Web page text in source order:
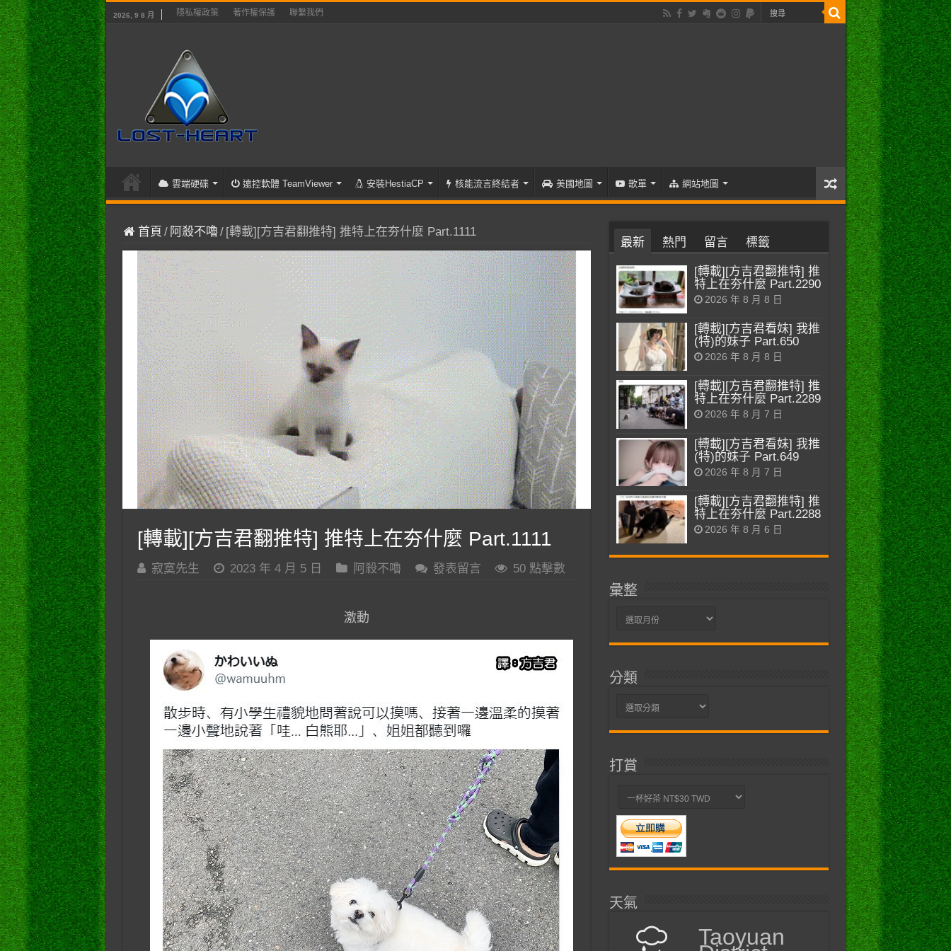
2026, 9 8 月 隱私權政策 著作權保護 聯繫我們
雲端硬碟 遠控軟體 TeamViewer 安裝HestiaCP 核能流言終結者 美國地圖 歌單 網站地圖
首頁 / 阿殺不嚕/ [轉載][方吉君翻推特] 推特上在夯什麼 Part.1111
[轉載][方吉君翻推特] 推特上在夯什麼 Part.1111
寂寞先生 2023 年 4 月 5 日 阿殺不嚕 發表留言 50 點擊數
激動
最新 熱門 留言 標籤
[轉載][方吉君翻推特] 推
特上在夯什麼 Part.2290
2026 年 8 月 8 日
[轉載][方吉君看妹] 我推
(特)的妹子 Part.650
2026 年 8 月 8 日
[轉載][方吉君翻推特] 推
特上在夯什麼 Part.2289
2026 年 8 月 7 日
[轉載][方吉君看妹] 我推
(特)的妹子 Part.649
2026 年 8 月 7 日
[轉載][方吉君翻推特] 推
特上在夯什麼 Part.2288
2026 年 8 月 6 日
彙整
彙
分類
分
打賞
天氣
Taoyuan